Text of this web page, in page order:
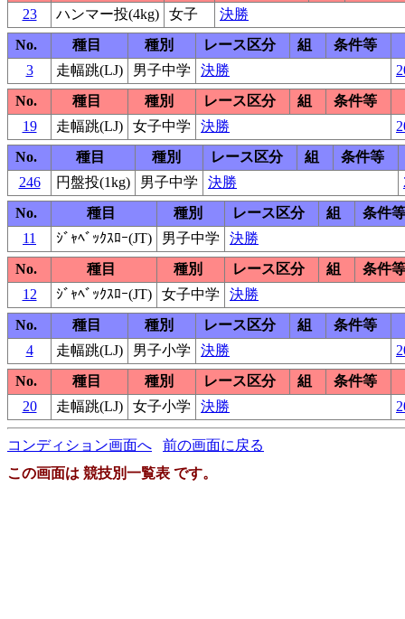
23
ハンマー投(4kg) 女子
決勝
No.
種目 種別 レース区分 組
条件等
3
走幅跳(LJ) 男子中学 決勝
No.
種目 種別 レース区分 組
条件等
19
走幅跳(LJ) 女子中学 決勝
No.
種目 種別 レース区分 組
条件等
246
円盤投(1kg) 男子中学 決勝
No.
種目 種別 レース区分 組
条件等
11
ｼﾞｬﾍﾞｯｸｽﾛｰ(JT) 男子中学
決勝
No.
種目 種別 レース区分 組
条件等
12
ｼﾞｬﾍﾞｯｸｽﾛｰ(JT) 女子中学
決勝
No.
種目 種別 レース区分 組
条件等
4
走幅跳(LJ) 男子小学 決勝
No.
種目 種別 レース区分 組
条件等
20
走幅跳(LJ) 女子小学 決勝
コンディション画面へ
前の画面に戻る
この画面は 競技別一覧表 です。